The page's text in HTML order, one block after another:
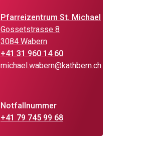
Pfarreizentrum St. Michael
Gossetstrasse 8
3084 Wabern
+41 31 960 14 60
michael.wabern@kathbern.ch
Notfallnummer
+41 79 745 99 68